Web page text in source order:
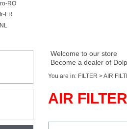
Welcome to our store
Become a dealer of
You are in: FILTER >AIR
AIR